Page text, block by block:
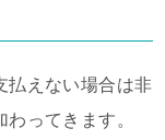
払えない場合は非
ってきます。